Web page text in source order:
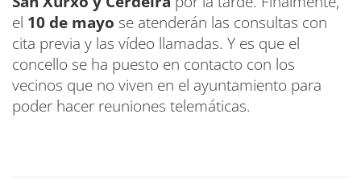
el 10 de mayo se atenderán las consultas con
cita previa y las vídeo llamadas. Y es que el
concello se ha puesto en contacto con los
vecinos que no viven en el ayuntamiento para
poder hacer reuniones telemáticas.